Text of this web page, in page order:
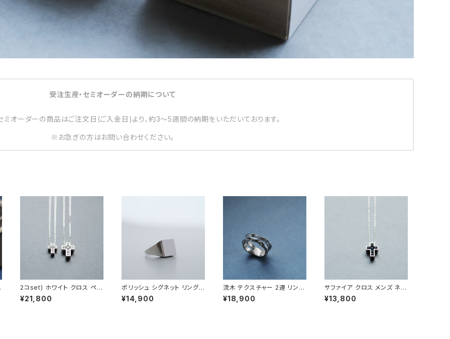
受注生産・セミオーダーの納期について
ミオーダーの商品はご注文日(ご入金日)より、約3～5週間の納期をいただいております。
※お急ぎの方はお問い合わせください。
2コset) ホワイト クロス ペア
ネックレス シルバー925
¥21,800
ポリッシュ シグネット リング
シルバー925 メンズ ユニセッ
クス
¥14,900
流木 テクスチャー 2連 リング
シルバー925 メンズ ユニセッ
クス
¥18,900
サファイア クロス メンズ ネッ
クレス シルバー925
¥13,800